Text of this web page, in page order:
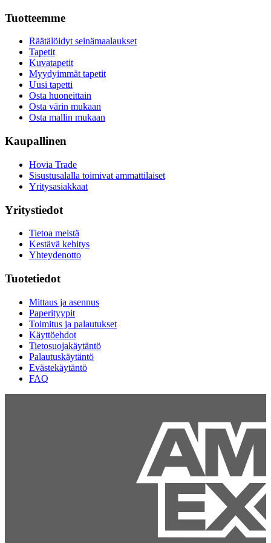
Tuotteemme
Räätälöidyt seinämaalaukset
Tapetit
Kuvatapetit
Myydyimmät tapetit
Uusi tapetti
Osta huoneittain
Osta värin mukaan
Osta mallin mukaan
Kaupallinen
Hovia Trade
Sisustusalalla toimivat ammattilaiset
Yritysasiakkaat
Yritystiedot
Tietoa meistä
Kestävä kehitys
Yhteydenotto
Tuotetiedot
Mittaus ja asennus
Paperityypit
Toimitus ja palautukset
Käyttöehdot
Tietosuojakäytäntö
Palautuskäytäntö
Evästekäytäntö
FAQ